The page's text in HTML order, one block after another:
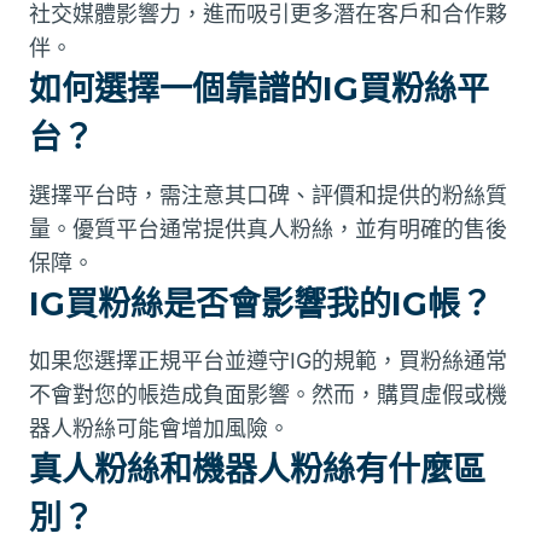
社交媒體影響力，進而吸引更多潛在客戶和合作夥
伴。
如何選擇一個靠譜的IG買粉絲平
台？
選擇平台時，需注意其口碑、評價和提供的粉絲質
量。優質平台通常提供真人粉絲，並有明確的售後
保障。
IG買粉絲是否會影響我的IG帳？
如果您選擇正規平台並遵守IG的規範，買粉絲通常
不會對您的帳造成負面影響。然而，購買虛假或機
器人粉絲可能會增加風險。
真人粉絲和機器人粉絲有什麼區
別？